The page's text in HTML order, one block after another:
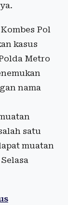
Pol
kasus
Metro
nama
satu
muatan